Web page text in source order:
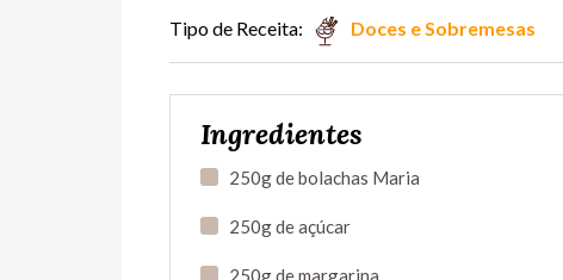
Tipo de Receita: Doces e Sobremesas
Ingredientes
250g de bolachas Maria
250g de açúcar
250g de margarina